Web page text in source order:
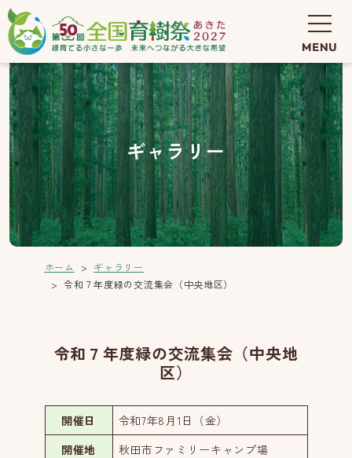
ギャラリー
ホーム
ギャラリー
令和７年度緑の交流集会（中央地区）
令和７年度緑の交流集会（中央地
区）
開催日
令和7年8月1日（金）
開催地
秋田市ファミリーキャンプ場